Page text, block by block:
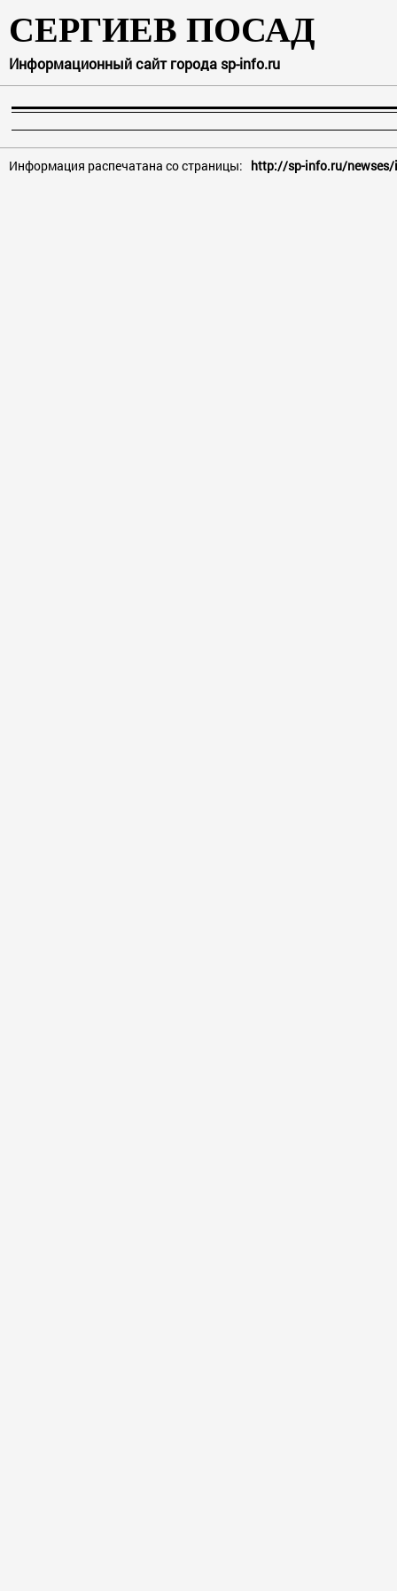
СЕРГИЕВ ПОСАД
Информационный сайт города sp-info.ru
Информация распечатана со страницы: http://sp-info.ru/